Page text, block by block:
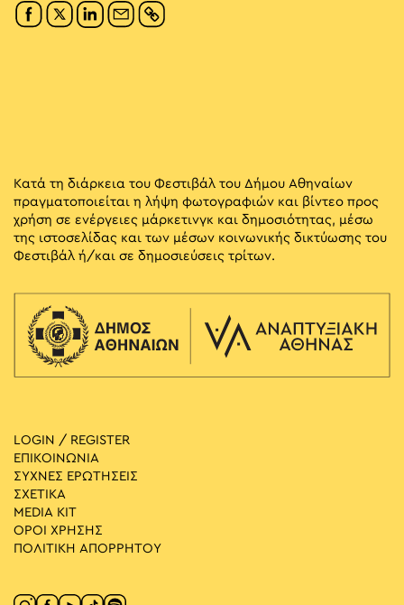
Κατά τη διάρκεια του Φεστιβάλ του Δήμου Αθηναίων
πραγματοποιείται η λήψη φωτογραφιών και βίντεο προς
χρήση σε ενέργειες μάρκετινγκ και δημοσιότητας, μέσω
της ιστοσελίδας και των μέσων κοινωνικής δικτύωσης του
Φεστιβάλ ή/και σε δημοσιεύσεις τρίτων.
LOGIN / REGISTER
ΕΠΙΚΟΙΝΩΝΙΑ
ΣΥΧΝΕΣ ΕΡΩΤΗΣΕΙΣ
ΣΧΕΤΙΚΑ
MEDIA ΚIT
ΟΡΟΙ ΧΡΗΣΗΣ
ΠΟΛΙΤΙΚΗ ΑΠΟΡΡΗΤΟΥ